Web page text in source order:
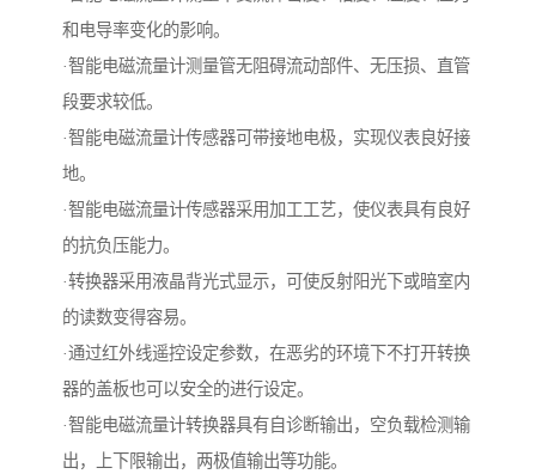
和电导率变化的影响。
·智能电磁流量计测量管无阻碍流动部件、无压损、直管
段要求较低。
·智能电磁流量计传感器可带接地电极，实现仪表良好接
地。
·智能电磁流量计传感器采用加工工艺，使仪表具有良好
的抗负压能力。
·转换器采用液晶背光式显示，可使反射阳光下或暗室内
的读数变得容易。
·通过红外线遥控设定参数，在恶劣的环境下不打开转换
器的盖板也可以安全的进行设定。
·智能电磁流量计转换器具有自诊断输出，空负载检测输
出，上下限输出，两极值输出等功能。